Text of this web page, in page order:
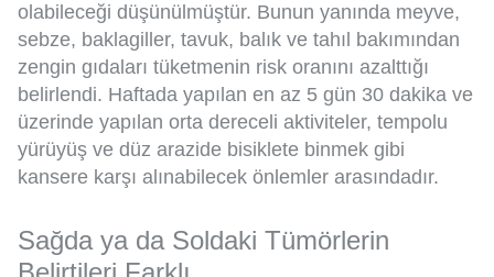
olabileceği düşünülmüştür. Bunun yanında meyve,
sebze, baklagiller, tavuk, balık ve tahıl bakımından
zengin gıdaları tüketmenin risk oranını azalttığı
belirlendi. Haftada yapılan en az 5 gün 30 dakika ve
üzerinde yapılan orta dereceli aktiviteler, tempolu
yürüyüş ve düz arazide bisiklete binmek gibi
kansere karşı alınabilecek önlemler arasındadır.
Sağda ya da Soldaki Tümörlerin